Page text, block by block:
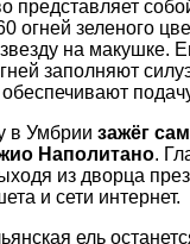
представляет
огней зеленого
на макушке.
заполняют
в Умбрии зажёг
Наполитано.
из дворца
и сети интернет.
ель